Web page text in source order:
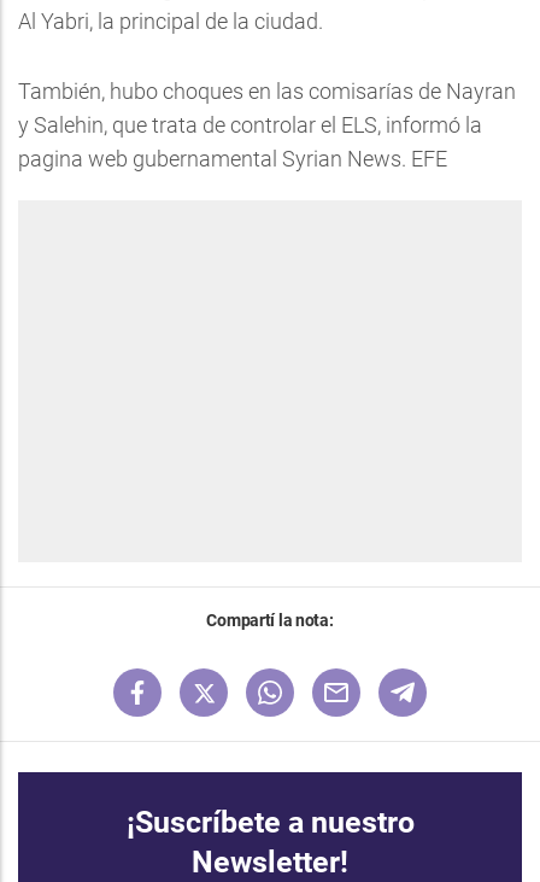
Al Yabri, la principal de la ciudad.
También, hubo choques en las comisarías de Nayran
y Salehin, que trata de controlar el ELS, informó la
pagina web gubernamental Syrian News. EFE
Compartí la nota:
¡Suscríbete a nuestro
Newsletter!